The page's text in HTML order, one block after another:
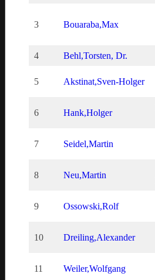
3 Bouaraba,Max
4 Behl,Torsten, Dr.
5 Akstinat,Sven-Holger
6 Hank,Holger
7 Seidel,Martin
8 Neu,Martin
9 Ossowski,Rolf
10 Dreiling,Alexander
11 Weiler,Wolfgang